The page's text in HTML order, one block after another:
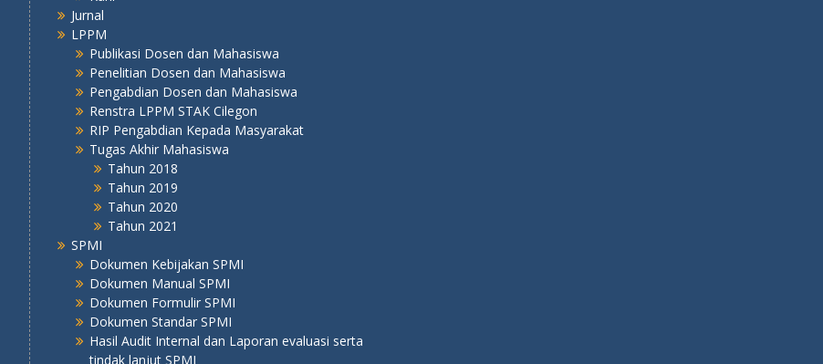
Jurnal
LPPM
Publikasi Dosen dan Mahasiswa
Penelitian Dosen dan Mahasiswa
Pengabdian Dosen dan Mahasiswa
Renstra LPPM STAK Cilegon
RIP Pengabdian Kepada Masyarakat
Tugas Akhir Mahasiswa
Tahun 2018
Tahun 2019
Tahun 2020
Tahun 2021
SPMI
Dokumen Kebijakan SPMI
Dokumen Manual SPMI
Dokumen Formulir SPMI
Dokumen Standar SPMI
Hasil Audit Internal dan Laporan evaluasi serta
tindak lanjut SPMI